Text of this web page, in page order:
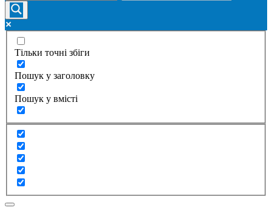
Тільки точні збіги
Пошук у заголовку
Пошук у вмісті